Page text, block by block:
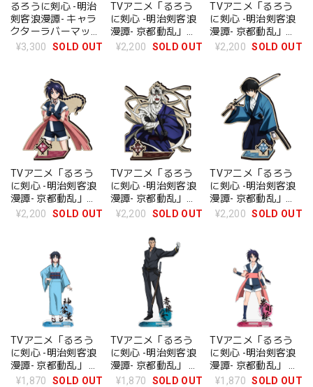
るろうに剣心 -明治
剣客浪漫譚- キャラ
クターラバーマット
緋村剣心&神谷薫
¥3,300 SOLD OUT
TVアニメ「るろう
に剣心 -明治剣客浪
漫譚- 京都動乱」
MOKUスタ 神谷薫
¥2,200 SOLD OUT
TVアニメ「るろう
に剣心 -明治剣客浪
漫譚- 京都動乱」
MOKUスタ 斎藤一
¥2,200 SOLD OUT
TVアニメ「るろう
に剣心 -明治剣客浪
漫譚- 京都動乱」
MOKUスタ 巻町操
¥2,200 SOLD OUT
TVアニメ「るろう
に剣心 -明治剣客浪
漫譚- 京都動乱」
MOKUスタ 志々雄真
¥2,200 SOLD OUT
TVアニメ「るろう
に剣心 -明治剣客浪
漫譚- 京都動乱」
MOKUスタ 瀬田宗次
¥2,200 SOLD OUT
TVアニメ「るろう
に剣心 -明治剣客浪
漫譚- 京都動乱」 ア
クリルキャラスタン
¥1,870 SOLD OUT
TVアニメ「るろう
に剣心 -明治剣客浪
漫譚- 京都動乱」 ア
クリルキャラスタン
¥1,870 SOLD OUT
TVアニメ「るろう
に剣心 -明治剣客浪
漫譚- 京都動乱」 ア
クリルキャラスタン
¥1,870 SOLD OUT